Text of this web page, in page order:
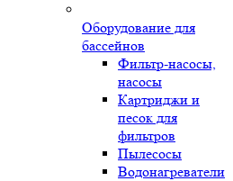
Оборудование для
бассейнов
Фильтр-насосы,
насосы
Картриджи и
песок для
фильтров
Пылесосы
Водонагреватели